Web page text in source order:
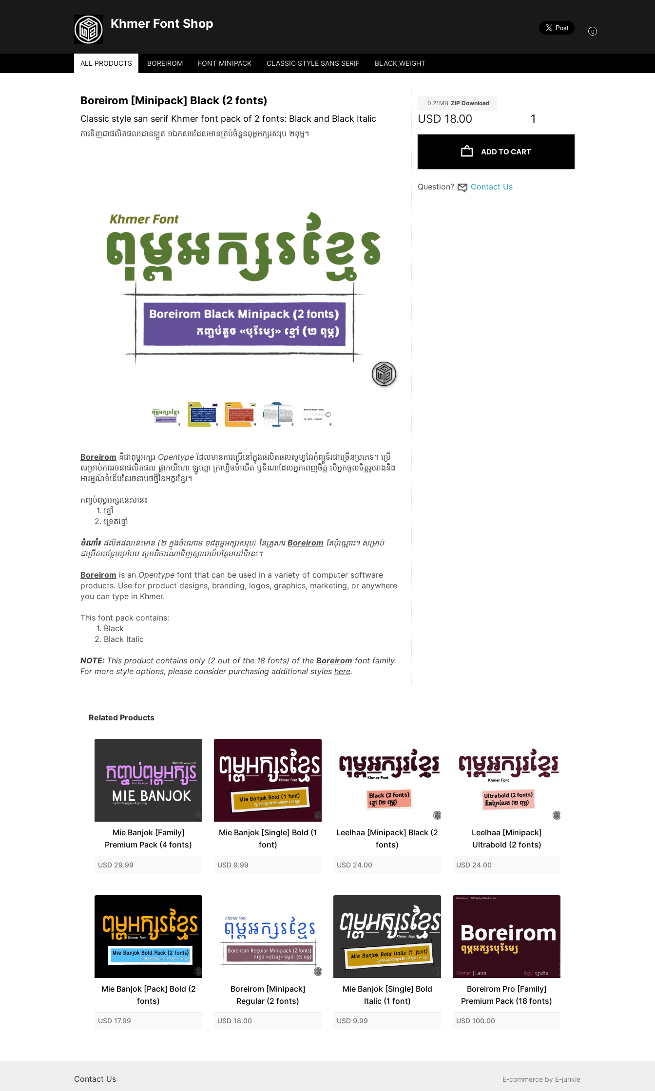
Khmer Font Shop
0
ALL PRODUCTS BOREIROM FONT MINIPACK CLASSIC STYLE SANS SERIF BLACK WEIGHT
Boreirom [Minipack] Black (2 fonts)
Classic style san serif Khmer font pack of 2 fonts: Black and Black Italic
ការទិញជាផលិតផលដោនឡូត ១ឯកសារដែលមានគ្រប់ចំនួនពុម្ពអក្សរសរុប ២ពុម្ព។
Boreirom គឺជាពុម្ពអក្សរ Opentype ដែលមានការប្រើនៅក្នុងផលិតផលសូហ្វវែរកុំព្យួទ័រជាច្រើនប្រភេទ។ ប្រើ
សម្រាប់ការរចនាផលិតផល ផ្លាកយីហោ ឡូហ្គោ ក្រាហ្វិចម៉ាឃីត ឬទីណាដែលអ្នកពេញចិត្ត​ បើអ្នកចូលចិត្តរូបរាងនិង
អារម្មណ៍ទំនើបនៃរចនាបថថ្មីនៃអក្ខរខ្មែរ។
កញ្ចប់ពុម្ពអក្សរនេះមាន៖
ខ្មៅ
ទ្រេតខ្មៅ
ចំណាំ៖ ផលិតផលនេះមាន (២ ក្នុងចំណោម ១៨ពុម្ពអក្សរសរុប) នៃគ្រួសារ Boreirom តែប៉ុណ្ណោះ។ សម្រាប់
ជម្រើសបន្ថែមបូរបែប សូមពិចារណាទិញស្តាយល៍បន្ថែមនៅទីនេះ។
Boreirom is an Opentype font that can be used in a variety of computer software
products. Use for product designs, branding, logos, graphics, marketing, or anywhere
you can type in Khmer.
This font pack contains:
Black
Black Italic
NOTE: This product contains only (2 out of the 18 fonts) of the Boreirom font family.
For more style options, please consider purchasing additional styles here.
0.21MB ZIP Download
USD 18.00 1
ADD TO CART
Question? Contact Us
Related Products
Mie Banjok [Family]
Premium Pack (4 fonts)
USD 29.99
Mie Banjok [Single] Bold (1
font)
USD 9.99
Leelhaa [Minipack] Black (2
fonts)
USD 24.00
Leelhaa [Minipack]
Ultrabold (2 fonts)
USD 24.00
Mie Banjok [Pack] Bold (2
fonts)
USD 17.99
Boreirom [Minipack]
Regular (2 fonts)
USD 18.00
Mie Banjok [Single] Bold
Italic (1 font)
USD 9.99
Boreirom Pro [Family]
Premium Pack (18 fonts)
USD 100.00
Contact Us E-commerce by E-junkie